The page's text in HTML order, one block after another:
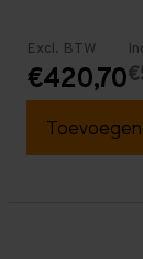
Excl. BTW
€420,70